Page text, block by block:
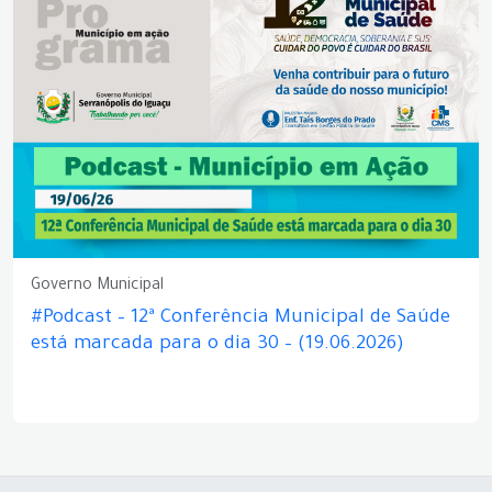
Governo Municipal
#Podcast – 12ª Conferência Municipal de Saúde
está marcada para o dia 30 – (19.06.2026)